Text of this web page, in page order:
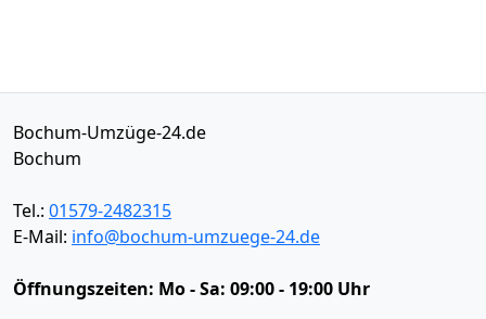
Bochum-Umzüge-24.de
Bochum
Tel.: 01579-2482315
E-Mail: info@bochum-umzuege-24.de
Öffnungszeiten: Mo - Sa: 09:00 - 19:00 Uhr